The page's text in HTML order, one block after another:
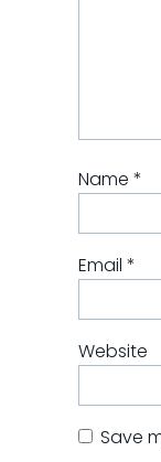
Name *
Email *
Website
Save